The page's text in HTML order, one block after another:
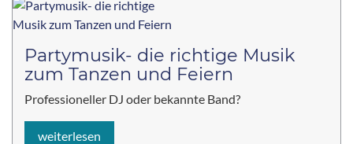
Partymusik- die richtige Musik
zum Tanzen und Feiern
Professioneller DJ oder bekannte Band?
weiterlesen